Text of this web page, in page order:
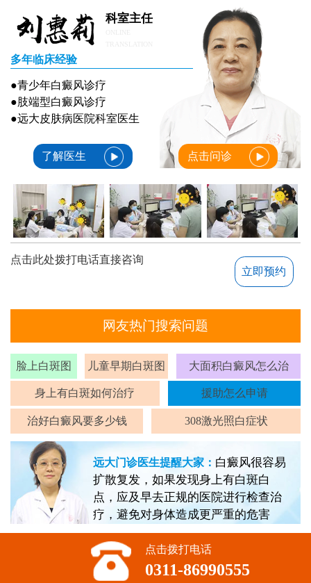
科室主任
多年临床经验
●青少年白癜风诊疗
●肢端型白癜风诊疗
●远大皮肤病医院科室医生
了解医生 点击问诊
点击此处拨打电话直接咨询
立即预约
网友热门搜索问题
脸上白斑图 儿童早期白斑图 大面积白癜风怎么治
身上有白斑如何治疗 援助怎么申请
治好白癜风要多少钱 308激光照白症状
远大门诊医生提醒大家： 白癜风很容易
扩散复发，如果发现身上有白斑白
点，应及早去正规的医院进行检查治
疗，避免对身体造成更严重的危害
点击拨打电话
0311-86990555